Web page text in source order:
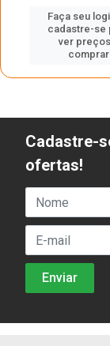
Faça seu
cadastre-se
ver
comprar
Cadastre-
ofertas!